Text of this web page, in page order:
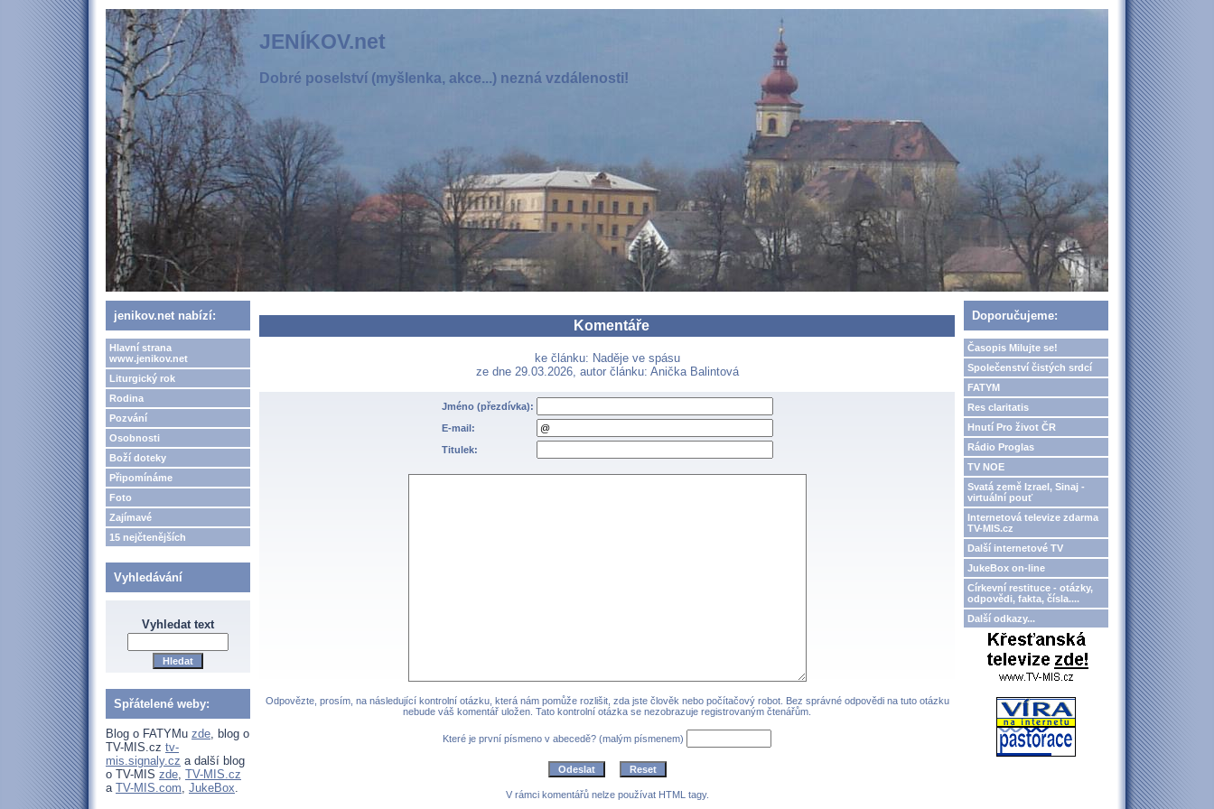
JENÍKOV.net
Dobré poselství (myšlenka, akce...) nezná vzdálenosti!
jenikov.net nabízí:
Hlavní strana
www.jenikov.net
Liturgický rok
Rodina
Pozvání
Osobnosti
Boží doteky
Připomínáme
Foto
Zajímavé
15 nejčtenějších
Vyhledávání
Vyhledat text
Spřátelené weby:
Blog o FATYMu zde, blog o
TV-MIS.cz tv-
mis.signaly.cz a další blog
o TV-MIS zde, TV-MIS.cz
a TV-MIS.com, JukeBox.
Komentáře
ke článku: Naděje ve spásu
ze dne 29.03.2026, autor článku: Anička Balintová
Jméno (přezdívka):
E-mail:
Titulek:
Odpovězte, prosím, na následující kontrolní otázku, která nám pomůže rozlišit, zda jste člověk nebo počítačový robot. Bez správné odpovědi na tuto otázku
nebude váš komentář uložen. Tato kontrolní otázka se nezobrazuje registrovaným čtenářům.
Které je první písmeno v abecedě? (malým písmenem)
V rámci komentářů nelze používat HTML tagy.
Doporučujeme:
Časopis Milujte se!
Společenství čistých srdcí
FATYM
Res claritatis
Hnutí Pro život ČR
Rádio Proglas
TV NOE
Svatá země Izrael, Sinaj -
virtuální pouť
Internetová televize zdarma
TV-MIS.cz
Další internetové TV
JukeBox on-line
Církevní restituce - otázky,
odpovědi, fakta, čísla....
Další odkazy...